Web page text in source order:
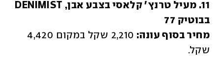
מחיר בסוף עונה:
שקל.